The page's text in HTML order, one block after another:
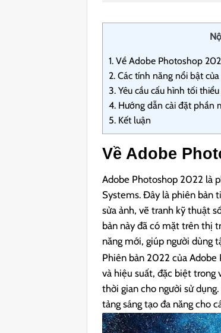
1. Về Adobe Photoshop
2. Các tính năng nổi bật
3. Yêu cầu cấu hình tối
4. Hướng dẫn cài đặt phần
5. Kết luận
Về Adobe
Adobe Photoshop 2022 là
Systems. Đây là phiên bản
sửa ảnh, vẽ tranh kỹ thuật
bản này đã có mặt trên thị
năng mới, giúp người dùng
Phiên bản 2022 của
và hiệu suất, đặc biệt trong
thời gian cho người sử
tảng sáng tạo đa năng cho